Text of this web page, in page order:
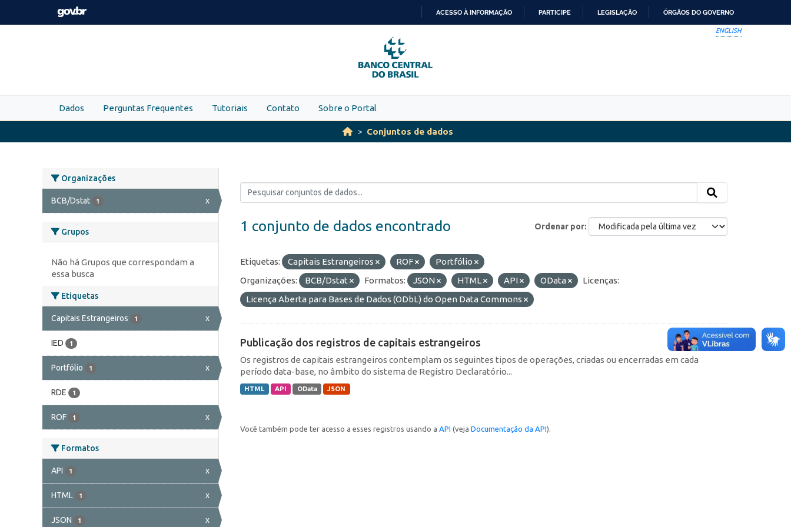
Skip to main content
PARA
O
CONTEÚDO
ACESSO À INFORMAÇÃO PARTICIPE LEGISLAÇÃO ÓRGÃOS DO GOVERNO
ENGLISH
Dados Perguntas Frequentes Tutoriais Contato Sobre o Portal
Conjuntos de dados
Organizações
BCB/Dstat 1 x
Grupos
Não há Grupos que correspondam a
essa busca
Etiquetas
Capitais Estrangeiros 1 x
IED 1
Portfólio 1 x
RDE 1
ROF 1 x
Formatos
API 1 x
HTML 1 x
JSON 1 x
Ordenar por
1 conjunto de dados encontrado
Etiquetas: Capitais Estrangeiros ROF
Portfólio
Organizações:
BCB/Dstat Formatos: JSON HTML API OData
Licenças:
Licença Aberta para Bases de Dados (ODbL) do Open Data Commons
Publicação dos registros de capitais estrangeiros
Os registros de capitais estrangeiros contemplam os seguintes tipos de operações, criadas ou encerradas em cada
período data-base, no âmbito do sistema de Registro Declaratório...
HTML API OData JSON
Você também pode ter acesso a esses registros usando a API (veja Documentação da API).